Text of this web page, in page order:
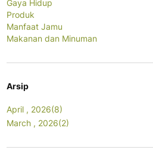
Gaya Hidup
Produk
Manfaat Jamu
Makanan dan Minuman
Arsip
April , 2026(8)
March , 2026(2)